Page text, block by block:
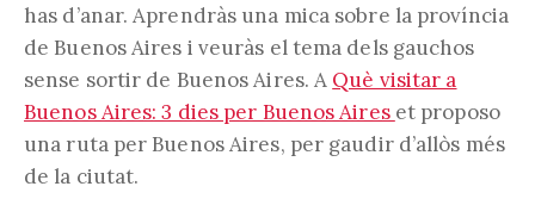
has d’anar. Aprendràs una mica sobre la província
de Buenos Aires i veuràs el tema dels gauchos
sense sortir de Buenos Aires. A Què visitar a
Buenos Aires: 3 dies per Buenos Aires et proposo
una ruta per Buenos Aires, per gaudir d’allòs més
de la ciutat.